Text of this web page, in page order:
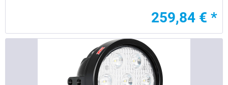
259,84 € *